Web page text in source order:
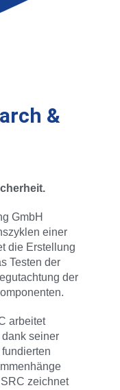
&
GmbH
einer
die Erstellung
Testen der
der
arbeitet
seiner
zeichnet